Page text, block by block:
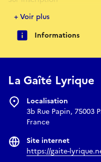
Le collectif MAAN for
chercheur·euses
de création et de
culturel à Gaza, les défis
les horizons de
cours.
international « Faire face à
accueils et engagements »
+ Voir plus
Informations
La Gaîté Lyrique
Localisation
3b Rue Papin, 75003
France
Site internet
https://gaite-